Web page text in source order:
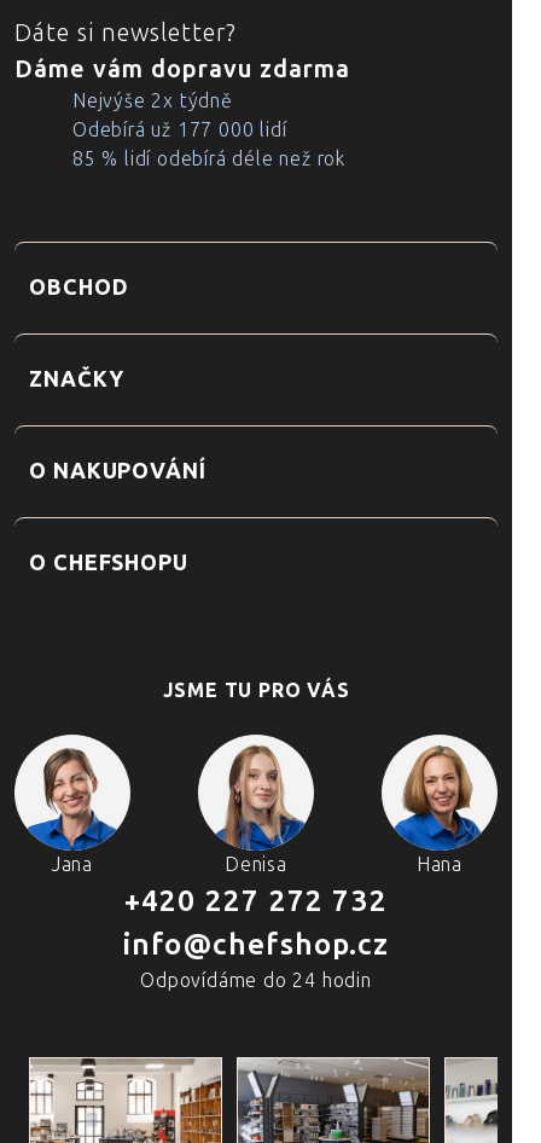
Dáte si newsletter?
Dáme vám dopravu zdarma
Nejvýše 2x týdně
Odebírá už 177 000 lidí
85 % lidí odebírá déle než rok
OBCHOD
ZNAČKY
O NAKUPOVÁNÍ
O CHEFSHOPU
JSME TU PRO VÁS
Jana Denisa Hana
+420 227 272 732
info@chefshop.cz
Odpovídáme do 24 hodin